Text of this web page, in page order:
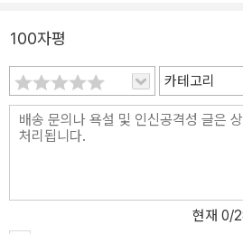
이 공동체는 사회적으로 배척당하는 비
하는데, 이들은 ‘미국을 다시 위대하게’
보수주의자 후보가 대통령에 당선된 후
록 첨예하게 분열되는 위험한 나라 미국
여성이 이끄는 비주류 종교 집단이라는
온 어머니 로런 올라미나의 일기를 읽는
혀줄 단서를 찾는 한편으로 어머니의 유
100자평
카테고리
현재 0/